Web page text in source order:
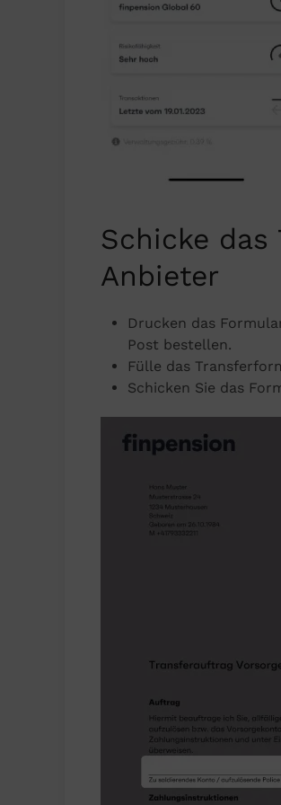
Schicke
Anbieter
Drucken das
Post bestellen.
Fülle das
Schicken Sie das